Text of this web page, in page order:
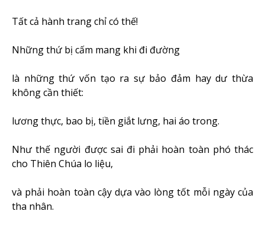
Tất cả hành trang chỉ có thế!
Những thứ bị cấm mang khi đi đường
là những thứ vốn tạo ra sự bảo đảm hay dư thừa
không cần thiết:
lương thực, bao bị, tiền giắt lưng, hai áo trong.
Như thế người được sai đi phải hoàn toàn phó thác
cho Thiên Chúa lo liệu,
và phải hoàn toàn cậy dựa vào lòng tốt mỗi ngày của
tha nhân.